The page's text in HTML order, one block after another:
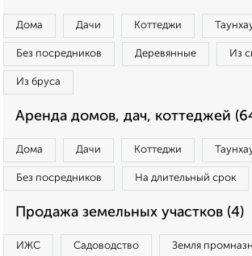
Дома Дачи Коттеджи
Без посредников Деревянные Из
Из бруса
Аренда домов, дач, коттеджей
Дома Дачи Коттеджи
Без посредников На длительный срок
Продажа земельных участков (4)
ИЖС Садоводство Земля